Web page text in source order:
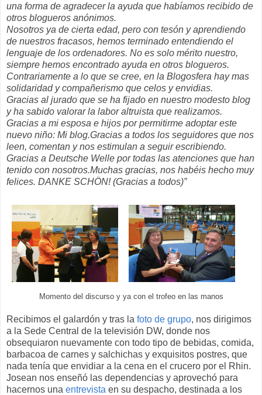
una forma de agradecer la ayuda que habíamos recibido de
otros blogueros anónimos.
Nosotros ya de cierta edad, pero con tesón y aprendiendo
de nuestros fracasos, hemos terminado entendiendo el
lenguaje de los ordenadores. No es solo mérito nuestro,
siempre hemos encontrado ayuda en otros blogueros.
Contrariamente a lo que se cree, en la Blogosfera hay mas
solidaridad y compañerismo que celos y envidias.
Gracias al jurado que se ha fijado en nuestro modesto blog
y ha sabido valorar la labor altruista que realizamos.
Gracias a mi esposa e hijos por permitirme adoptar este
nuevo niño: Mi blog.Gracias a todos los seguidores que nos
leen, comentan y nos estimulan a seguir escribiendo.
Gracias a Deutsche Welle por todas las atenciones que han
tenido con nosotros.Muchas gracias, nos habéis hecho muy
felices. DANKE SCHÖN! (Gracias a todos)”
Momento del discurso y ya con el trofeo en las manos
Recibimos el galardón y tras la foto de grupo, nos dirigimos
a la Sede Central de la televisión DW, donde nos
obsequiaron nuevamente con todo tipo de bebidas, comida,
barbacoa de carnes y salchichas y exquisitos postres, que
nada tenía que envidiar a la cena en el crucero por el Rhin.
Josean nos enseñó las dependencias y aprovechó para
hacernos una entrevista en su despacho, destinada a los